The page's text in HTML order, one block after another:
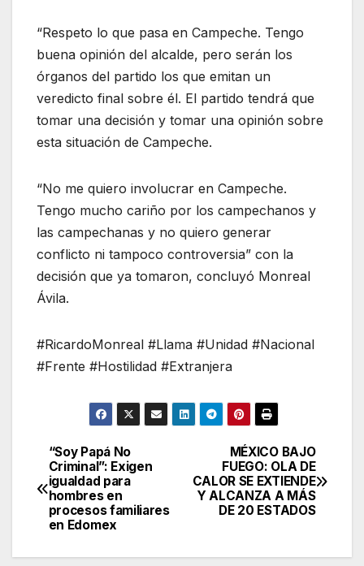
“Respeto lo que pasa en Campeche. Tengo
buena opinión del alcalde, pero serán los
órganos del partido los que emitan un
veredicto final sobre él. El partido tendrá que
tomar una decisión y tomar una opinión sobre
esta situación de Campeche.
“No me quiero involucrar en Campeche.
Tengo mucho cariño por los campechanos y
las campechanas y no quiero generar
conflicto ni tampoco controversia” con la
decisión que ya tomaron, concluyó Monreal
Ávila.
#RicardoMonreal #Llama #Unidad #Nacional
#Frente #Hostilidad #Extranjera
Navegación
de
entradas
MÉXICO BAJO
FUEGO: OLA DE
CALOR SE EXTIENDE
Y ALCANZA A MÁS
DE 20 ESTADOS
“Soy Papá No
Criminal”: Exigen
igualdad para
hombres en
procesos familiares
en Edomex